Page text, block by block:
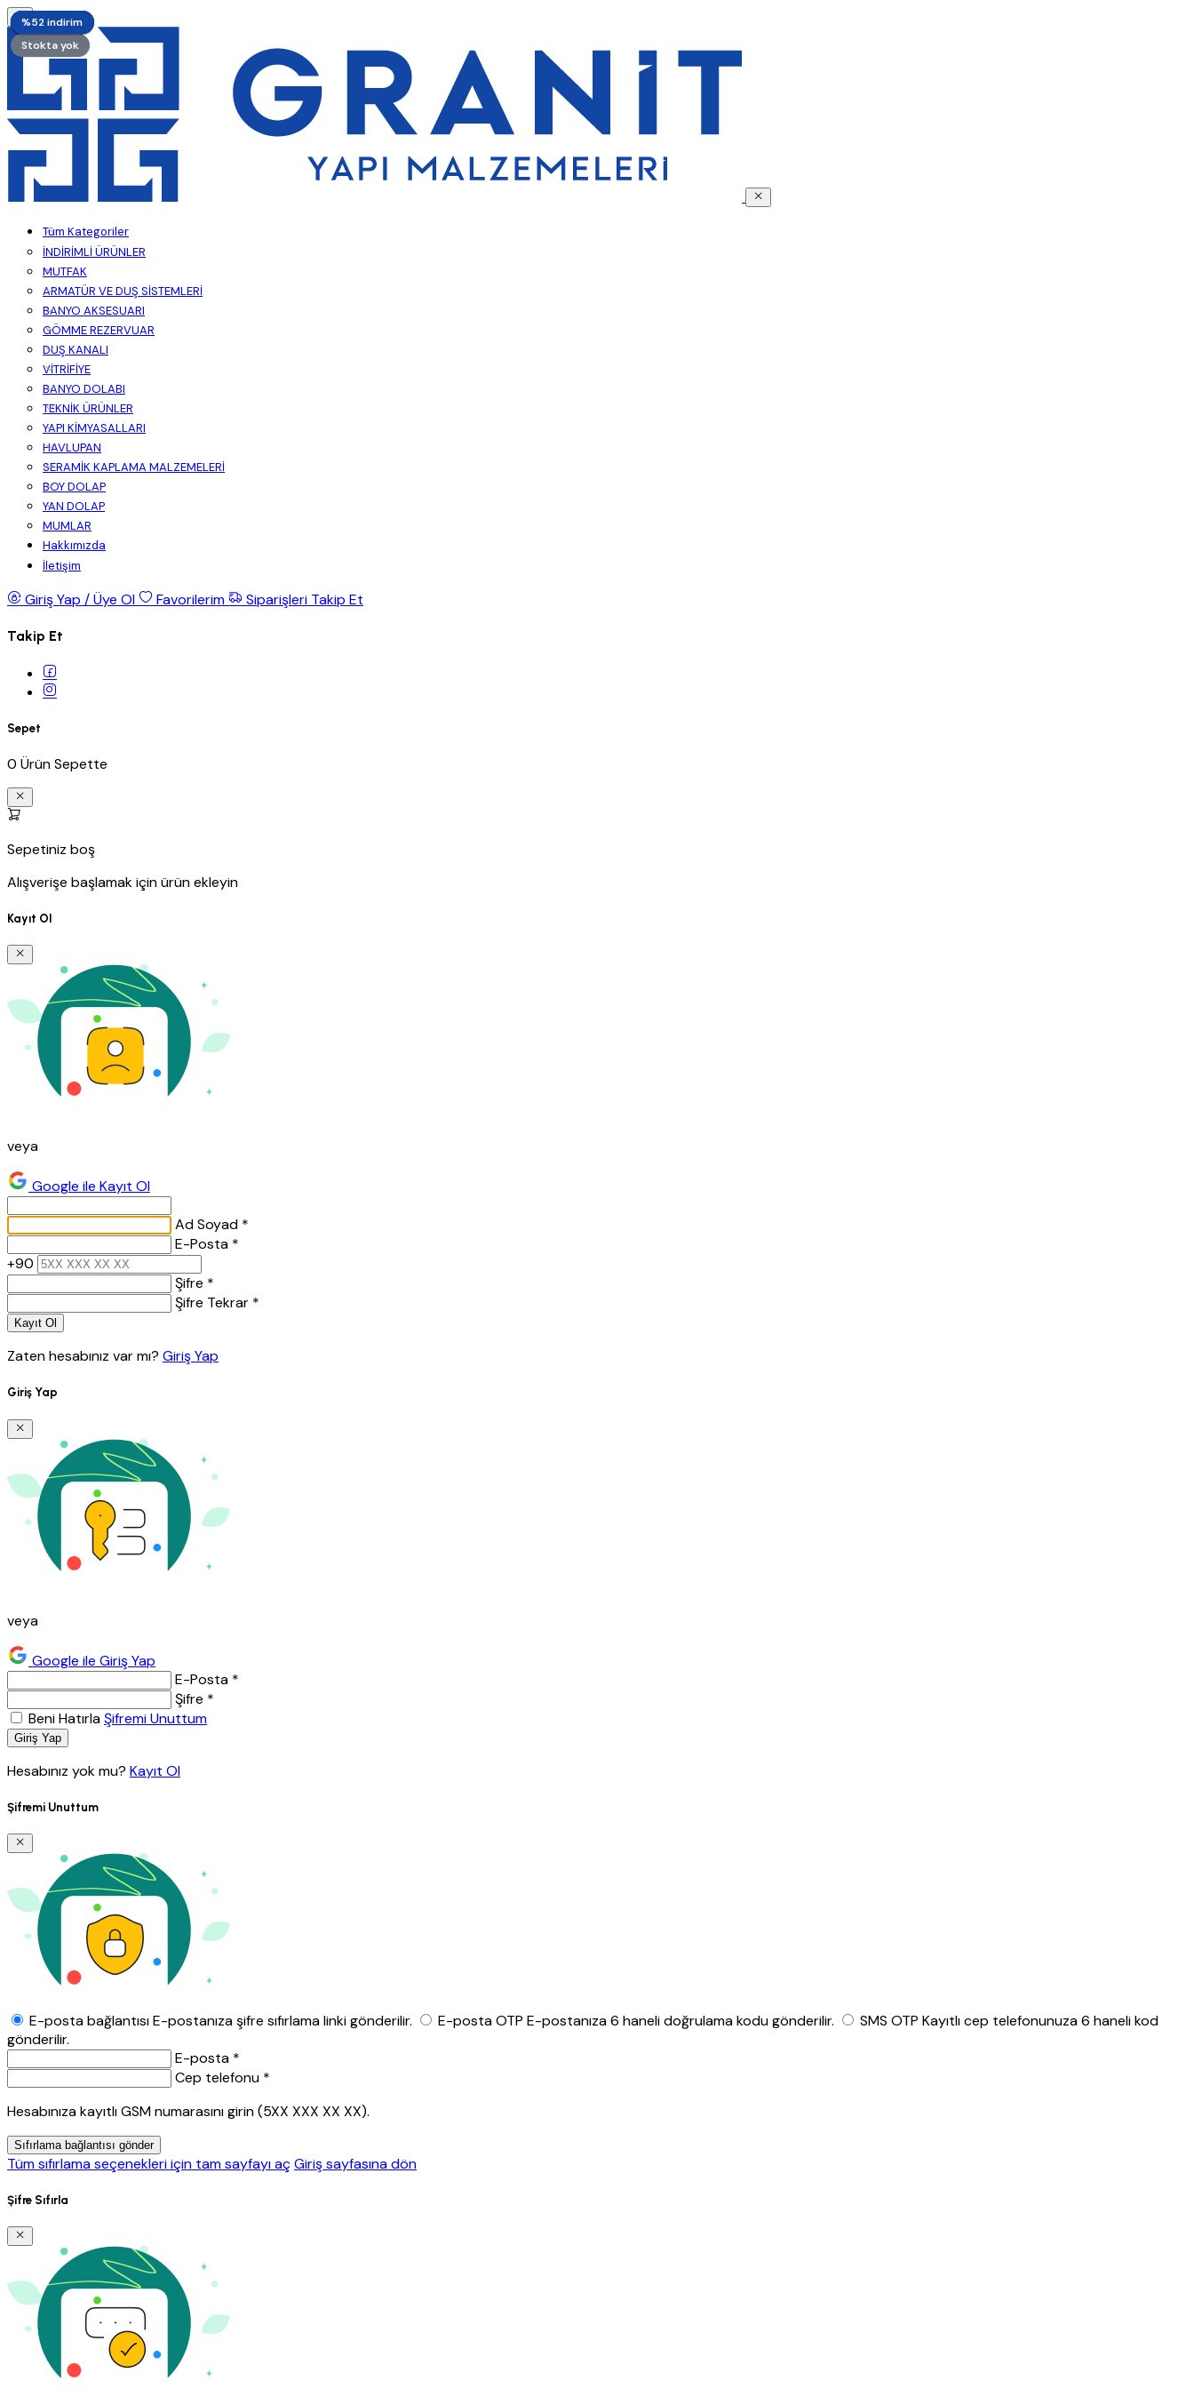
Tüm Kategoriler
İNDİRİMLİ ÜRÜNLER
MUTFAK
ARMATÜR VE DUŞ SİSTEMLERİ
BANYO AKSESUARI
GÖMME REZERVUAR
DUŞ KANALI
VİTRİFİYE
BANYO DOLABI
TEKNİK ÜRÜNLER
YAPI KİMYASALLARI
HAVLUPAN
SERAMİK KAPLAMA MALZEMELERİ
BOY DOLAP
YAN DOLAP
MUMLAR
Hakkımızda
İletişim
Giriş Yap / Üye Ol Favorilerim Siparişleri Takip Et
Takip Et
Sepet
0 Ürün Sepette
Sepetiniz boş
Alışverişe başlamak için ürün ekleyin
Kayıt Ol
veya
Google ile Kayıt Ol
Ad Soyad *
E-Posta *
+90
Şifre *
Şifre Tekrar *
Kayıt Ol
Zaten hesabınız var mı? Giriş Yap
Giriş Yap
veya
Google ile Giriş Yap
E-Posta *
Şifre *
Beni HatırlaŞifremi Unuttum
Giriş Yap
Hesabınız yok mu? Kayıt Ol
Şifremi Unuttum
E-posta bağlantısıE-postanıza şifre sıfırlama linki gönderilir. E-posta OTP E-postanıza 6 haneli doğrulama kodu gönderilir. SMS OTP Kayıtlı cep telefonunuza 6 haneli kod
gönderilir.
E-posta *
Cep telefonu *
Hesabınıza kayıtlı GSM numarasını girin (5XX XXX XX XX).
Sıfırlama bağlantısı gönder
Tüm sıfırlama seçenekleri için tam sayfayı açGiriş sayfasına dön
Şifre Sıfırla
%55 indirim
%55 indirim
%52 indirim
Stokta yok
%52 indirim
%52 indirim
%52 indirim
%52 indirim
%52 indirim